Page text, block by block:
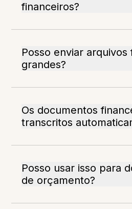
financeiros?
Posso enviar arquivos
grandes?
Os documentos
transcritos
Posso usar isso para
de orçamento?